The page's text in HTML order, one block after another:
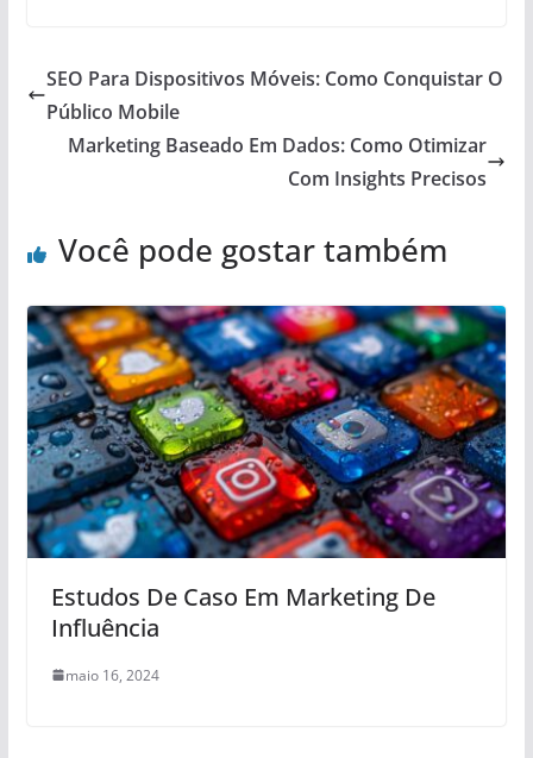
SEO Para Dispositivos Móveis: Como Conquistar O
Público Mobile
Marketing Baseado Em Dados: Como Otimizar
Com Insights Precisos
Você pode gostar também
Estudos De Caso Em Marketing De
Influência
maio 16, 2024